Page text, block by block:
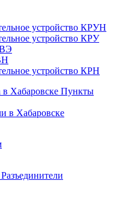
устройство КРУН
устройство КРУ
устройство КРН
Пункты
Разъединители